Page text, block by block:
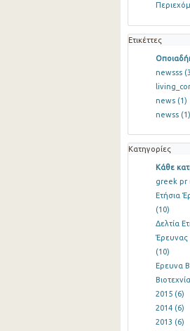
Ετικέττες
newsss
news (1)
newss (1)
Κατηγορίες
Κάθε
greek pr
Ετήσια
(10)
Δελτία
Έρευνας
(10)
Ερευνα
2015 (6)
2014 (6)
2013 (6)